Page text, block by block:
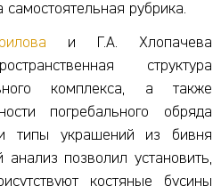
рубрика.
и Г.А. Хлопачева
структура
комплекса, а также
погребального обряда
типы украшений из бивня
позволил установить,
костяные бусины